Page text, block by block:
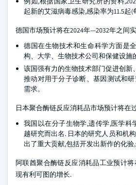
起新的艾滋病毒感染,感染率为11.5起(
德国市场预计将在2024年—2032年之间
德国在生物技术和生命科学方面是
构、大学、生物技术公司和保健设施
该国强有力的生物技术部门促进创新
推动对用于分子诊断、基因测试和研
需求。
日本聚合酶链反应消耗品市场预计将在
我国以在分子生物学,遗传学,医学科
越研究而出名. 日本的研究人员和机
出了重大贡献,包括开发出新作的化验
阿联酋聚合酶链反应消耗品工业预计将
现有利可图的增长.